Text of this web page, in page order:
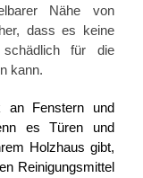
Nähe von
dass es keine
für die
kann.
Fenstern und
es Türen und
Holzhaus gibt,
Reinigungsmittel